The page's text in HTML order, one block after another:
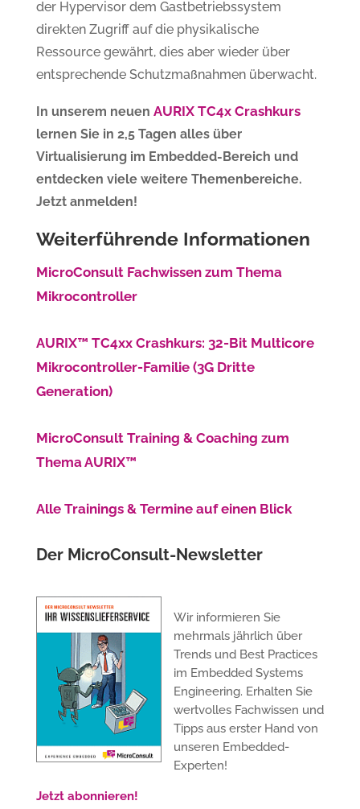
der Hypervisor dem Gastbetriebssystem
direkten Zugriff auf die physikalische
Ressource gewährt, dies aber wieder über
entsprechende Schutzmaßnahmen überwacht.
In unserem neuen AURIX TC4x Crashkurs
lernen Sie in 2,5 Tagen alles über
Virtualisierung im Embedded-Bereich und
entdecken viele weitere Themenbereiche.
Jetzt anmelden!
Weiterführende Informationen
MicroConsult Fachwissen zum Thema
Mikrocontroller
AURIX™ TC4xx Crashkurs: 32-Bit Multicore
Mikrocontroller-Familie (3G Dritte
Generation)
MicroConsult Training & Coaching zum
Thema AURIX™
Alle Trainings & Termine auf einen Blick
Der MicroConsult-Newsletter
Wir informieren Sie
mehrmals jährlich über
Trends und Best Practices
im Embedded Systems
Engineering. Erhalten Sie
wertvolles Fachwissen und
Tipps aus erster Hand von
unseren Embedded-
Experten!
Jetzt abonnieren!